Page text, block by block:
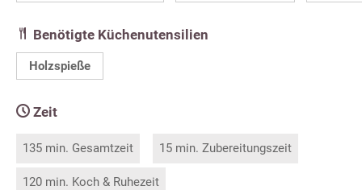
Benötigte Küchenutensilien
Holzspieße
Zeit
135 min. Gesamtzeit 15 min. Zubereitungszeit
120 min. Koch & Ruhezeit